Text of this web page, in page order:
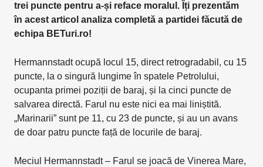
trei puncte pentru a-și reface moralul. Îți prezentăm
în acest articol analiza completă a partidei făcută de
echipa BETuri.ro!
Hermannstadt ocupă locul 15, direct retrogradabil, cu 15
puncte, la o singură lungime în spatele Petrolului,
ocupanta primei poziții de baraj, și la cinci puncte de
salvarea directă. Farul nu este nici ea mai liniștită.
„Marinarii” sunt pe 11, cu 23 de puncte, și au un avans
de doar patru puncte față de locurile de baraj.
Meciul Hermannstadt – Farul se joacă de Vinerea Mare,